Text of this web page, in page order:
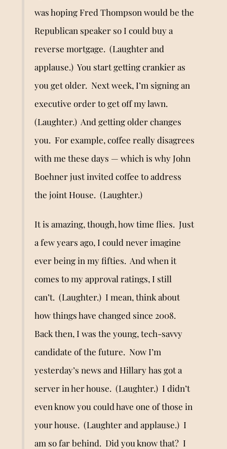
was hoping Fred Thompson would be the
Republican speaker so I could buy a
reverse mortgage. (Laughter and
applause.) You start getting crankier as
you get older. Next week, I’m signing an
executive order to get off my lawn.
(Laughter.) And getting older changes
you. For example, coffee really disagrees
with me these days — which is why John
Boehner just invited coffee to address
the joint House. (Laughter.)
It is amazing, though, how time flies. Just
a few years ago, I could never imagine
ever being in my fifties. And when it
comes to my approval ratings, I still
can’t. (Laughter.) I mean, think about
how things have changed since 2008.
Back then, I was the young, tech-savvy
candidate of the future. Now I’m
yesterday’s news and Hillaryhas got a
server in her house. (Laughter.) I didn’t
even know you could have one of those in
your house. (Laughter and applause.) I
am so far behind. Did you know that? I